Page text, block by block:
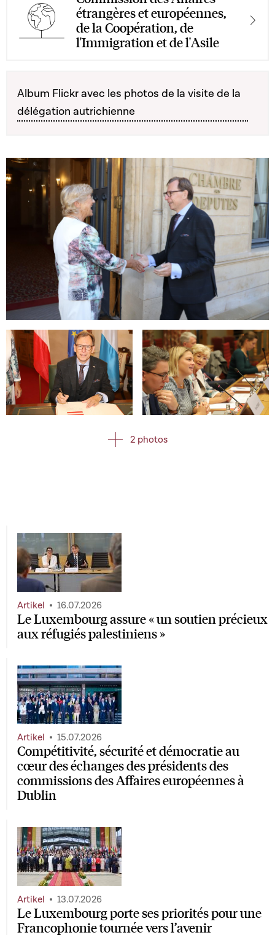
étrangères et européennes,
de la Coopération, de
l'Immigration et de l'Asile
Album Flickr avec les photos de la visite de la
délégation autrichienne
Open image in gallery
Open image in gallery Open image in gallery
2 photos
Le Luxembourg assure « un soutien précieux
aux réfugiés palestiniens »
Artikel 16.07.2026
Compétitivité, sécurité et démocratie au
cœur des échanges des présidents des
commissions des Affaires européennes à
Dublin
Artikel 15.07.2026
Le Luxembourg porte ses priorités pour une
Francophonie tournée vers l’avenir
Artikel 13.07.2026